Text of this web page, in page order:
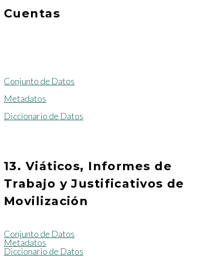
Cuentas
Conjunto de Datos
Metadatos
Diccionario de Datos
13. Viáticos, Informes de
Trabajo y Justificativos de
Movilización
Conjunto de Datos
Metadatos
Diccionario de Datos